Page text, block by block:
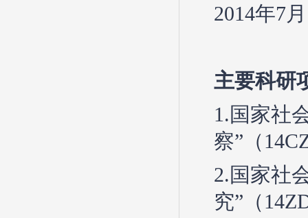
2014年7月
主要科研
1.国家社
察”（
2.国家社
究”（